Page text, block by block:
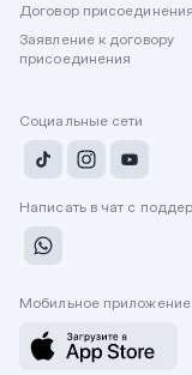
Договор присоединения
Заявление к договору
присоединения
Социальные сети
Написать в чат с
Мобильное приложение